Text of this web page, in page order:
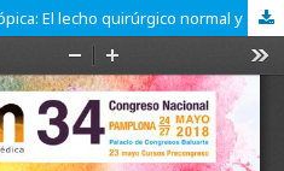
Nefrectomía parcial laparoscópica: El lecho quirúrgico normal y sus complicaciones